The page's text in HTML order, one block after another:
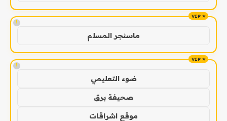
!
ماسنجر المسلم
!
ضوء التعليمي
صحيفة برق
موقع اشراقات